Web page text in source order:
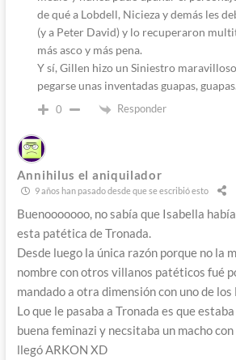
de qué a Lobdell, Nicieza y demás les
(y a Peter David) y lo recuperaron
más asco y más pena.
Y sí, Gillen hizo un Siniestro
pegarse unas inventadas guapas,
0 Responder
Annihilus el aniquilador
9 años han pasado desde que se escribió esto
Buenooooooo, no sabía que Isabella
esta patética de Tronada.
Desde luego la única razón porque no la
nombre con otros villanos patéticos fué
mandado a otra dimensión con uno de
Lo que le pasaba a Tronada es que
buena feminazi y necsitaba un macho
llegó ARKON XD